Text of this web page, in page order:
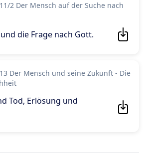
11/2 Der Mensch auf der Suche nach
die Frage nach Gott.
13 Der Mensch und seine Zukunft - Die
Tod, Erlösung und